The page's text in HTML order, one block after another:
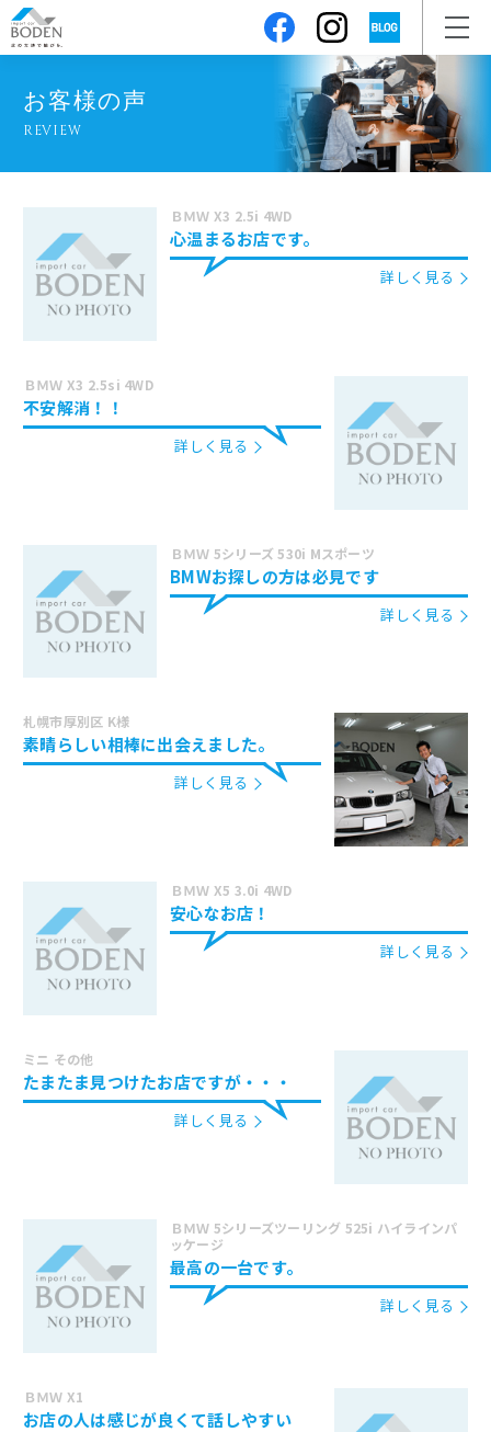
お客様の声
REVIEW
ＢＭＷ X3 2.5i 4WD
心温まるお店です。
詳しく見る
ＢＭＷ X3 2.5si 4WD
不安解消！！
詳しく見る
ＢＭＷ 5シリーズ 530i Mスポーツ
BMWお探しの方は必見です
詳しく見る
札幌市厚別区 K様
素晴らしい相棒に出会えました。
詳しく見る
ＢＭＷ X5 3.0i 4WD
安心なお店！
詳しく見る
ミニ その他
たまたま見つけたお店ですが・・・
詳しく見る
ＢＭＷ 5シリーズツーリング 525i ハイラインパ
ッケージ
最高の一台です。
詳しく見る
ＢＭＷ X1
お店の人は感じが良くて話しやすい